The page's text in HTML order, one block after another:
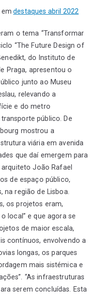
emdestaques abril 2022
o tema “Transformar
“The Future Design of
do Instituto de
Praga, apresentou o
junto ao Museu
relevando a
e do metro
público. De
mostrou a
viária em avenida
que daí emergem para
João Rafael
de espaço público,
na região de Lisboa.
os projetos eram,
local” e que agora se
de maior escala,
contínuos, envolvendo a
longas, os parques
mais sistémica e
“As infraestruturas
serem concluídas. Esta